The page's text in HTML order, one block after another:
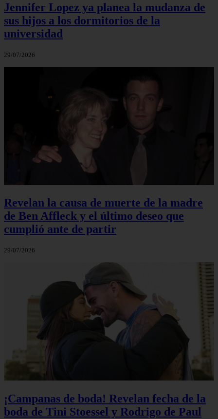
Jennifer Lopez ya planea la mudanza de
sus hijos a los dormitorios de la
universidad
29/07/2026
Revelan la causa de muerte de la madre
de Ben Affleck y el último deseo que
cumplió ante de partir
29/07/2026
¡Campanas de boda! Revelan fecha de la
boda de Tini Stoessel y Rodrigo de Paul